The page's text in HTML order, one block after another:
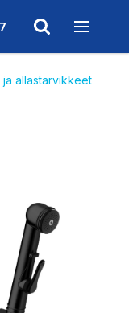
ja allastarvikkeet